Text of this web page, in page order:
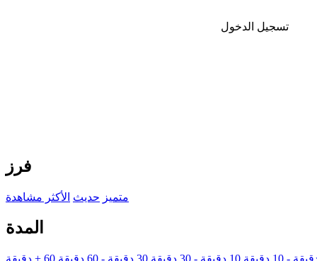
تسجيل الدخول
فرز
متميز حديث الأكثر مشاهدة
المدة
10 دقيقة - 30 دقيقة 30 دقيقة - 60 دقيقة 60 + دقيقة